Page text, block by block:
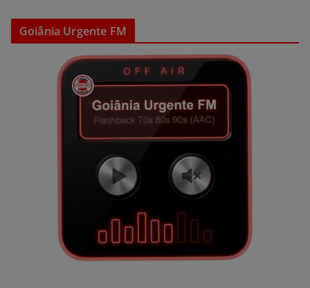
Goiânia Urgente FM